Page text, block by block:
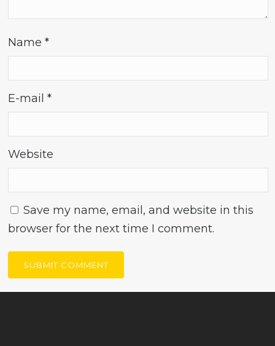
Name*
E-mail*
Website
Save my name, email, and website in this
browser for the next time I comment.